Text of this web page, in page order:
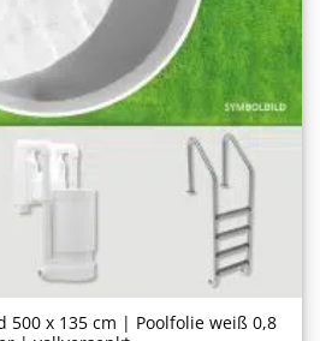
500 x 135 cm | Poolfolie weiß 0,8